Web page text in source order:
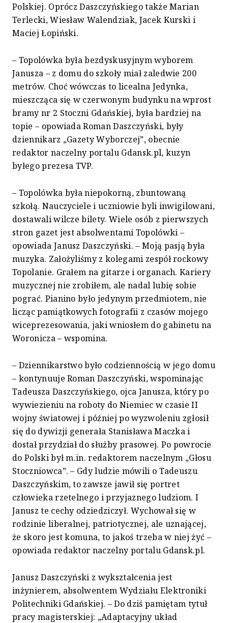
Polskiej. Oprócz Daszczyńskiego także Marian
Terlecki, Wiesław Walendziak, Jacek Kurski i
Maciej Łopiński.
– Topolówka była bezdyskusyjnym wyborem
Janusza – z domu do szkoły miał zaledwie 200
metrów. Choć wówczas to licealna Jedynka,
mieszcząca się w czerwonym budynku na wprost
bramy nr 2 Stoczni Gdańskiej, była bardziej na
topie – opowiada Roman Daszczyński, były
dziennikarz „Gazety Wyborczej”, obecnie
redaktor naczelny portalu Gdansk.pl, kuzyn
byłego prezesa TVP.
– Topolówka była niepokorną, zbuntowaną
szkołą. Nauczyciele i uczniowie byli inwigilowani,
dostawali wilcze bilety. Wiele osób z pierwszych
stron gazet jest absolwentami Topolówki –
opowiada Janusz Daszczyński. – Moją pasją była
muzyka. Założyliśmy z kolegami zespół rockowy
Topolanie. Grałem na gitarze i organach. Kariery
muzycznej nie zrobiłem, ale nadal lubię sobie
pograć. Pianino było jedynym przedmiotem, nie
licząc pamiątkowych fotografii z czasów mojego
wiceprezesowania, jaki wniosłem do gabinetu na
Woronicza – wspomina.
– Dziennikarstwo było codziennością w jego domu
– kontynuuje Roman Daszczyński, wspominając
Tadeusza Daszczyńskiego, ojca Janusza, który po
wywiezieniu na roboty do Niemiec w czasie II
wojny światowej i później po wyzwoleniu zgłosił
się do dywizji generała Stanisława Maczka i
dostał przydział do służby prasowej. Po powrocie
do Polski był m.in. redaktorem naczelnym „Głosu
Stoczniowca”. – Gdy ludzie mówili o Tadeuszu
Daszczyńskim, to zawsze jawił się portret
człowieka rzetelnego i przyjaznego ludziom. I
Janusz te cechy odziedziczył. Wychował się w
rodzinie liberalnej, patriotycznej, ale uznającej,
że skoro jest komuna, to jakoś trzeba w niej żyć –
opowiada redaktor naczelny portalu Gdansk.pl.
Janusz Daszczyński z wykształcenia jest
inżynierem, absolwentem Wydziału Elektroniki
Politechniki Gdańskiej. – Do dziś pamiętam tytuł
pracy magisterskiej: „Adaptacyjny układ